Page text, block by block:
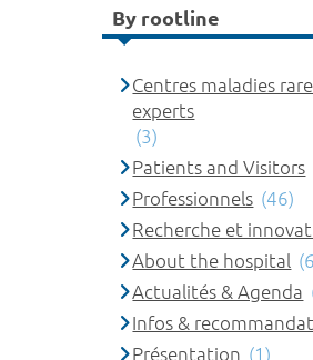
By rootline
Centres maladies
experts
(3)
Patients and Visitors
Professionnels (46)
Recherche et
About the hospital
Actualités & Agenda
Infos &
Présentation (1)